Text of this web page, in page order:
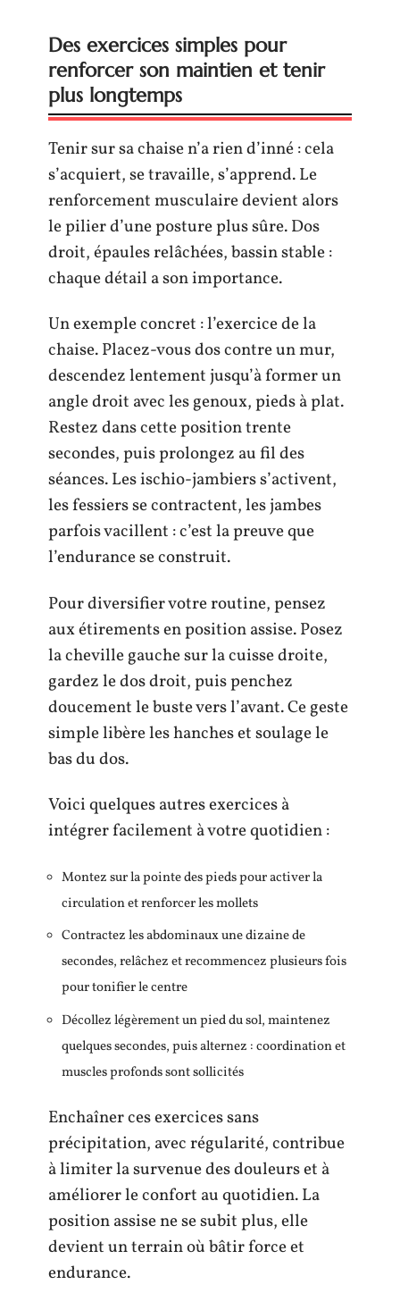
Des exercices simples pour
renforcer son maintien et tenir
plus longtemps
Tenir sur sa chaise n’a rien d’inné : cela
s’acquiert, se travaille, s’apprend. Le
renforcement musculaire devient alors
le pilier d’une posture plus sûre. Dos
droit, épaules relâchées, bassin stable :
chaque détail a son importance.
Un exemple concret : l’exercice de la
chaise. Placez-vous dos contre un mur,
descendez lentement jusqu’à former un
angle droit avec les genoux, pieds à plat.
Restez dans cette position trente
secondes, puis prolongez au fil des
séances. Les ischio-jambiers s’activent,
les fessiers se contractent, les jambes
parfois vacillent : c’est la preuve que
l’endurance se construit.
Pour diversifier votre routine, pensez
aux étirements en position assise. Posez
la cheville gauche sur la cuisse droite,
gardez le dos droit, puis penchez
doucement le buste vers l’avant. Ce geste
simple libère les hanches et soulage le
bas du dos.
Voici quelques autres exercices à
intégrer facilement à votre quotidien :
Montez sur la pointe des pieds pour activer la
circulation et renforcer les mollets
Contractez les abdominaux une dizaine de
secondes, relâchez et recommencez plusieurs fois
pour tonifier le centre
Décollez légèrement un pied du sol, maintenez
quelques secondes, puis alternez : coordination et
muscles profonds sont sollicités
Enchaîner ces exercices sans
précipitation, avec régularité, contribue
à limiter la survenue des douleurs et à
améliorer le confort au quotidien. La
position assise ne se subit plus, elle
devient un terrain où bâtir force et
endurance.